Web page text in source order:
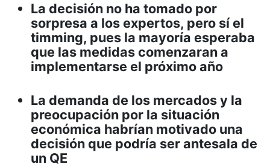
La decisión no ha tomado por
sorpresa a los expertos, pero sí el
timming, pues la mayoría esperaba
que las medidas comenzaran a
implementarse el próximo año
La demanda de los mercados y la
preocupación por la situación
económica habrían motivado una
decisión que podría ser antesala de
un QE